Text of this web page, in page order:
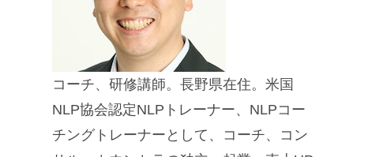
コーチ、研修講師。長野県在住。米国
NLP協会認定NLPトレーナー、NLPコー
チングトレーナーとして、コーチ、コン